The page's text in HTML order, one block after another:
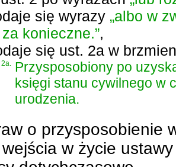
się wyrazy „albo w
konieczne.”,
się ust. 2a w
2a. Przysposobiony po
księgi stanu cywilnego w
urodzenia.
o przysposobienie
w życie